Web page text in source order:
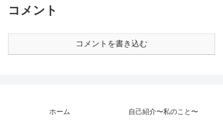
コメント
コメントを書き込む
ホーム 自己紹介〜私のこと〜